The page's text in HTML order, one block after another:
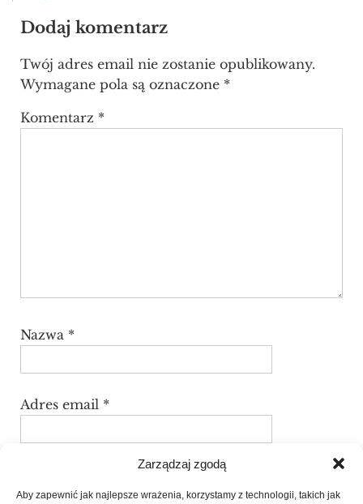
Zarządzaj zgodą
Aby zapewnić jak najlepsze wrażenia, korzystamy z technologii, takich jak
Dodaj komentarz
Twój adres email nie zostanie opublikowany.
Wymagane pola są oznaczone *
Komentarz *
Nazwa *
Adres email *
Witryna internetowa